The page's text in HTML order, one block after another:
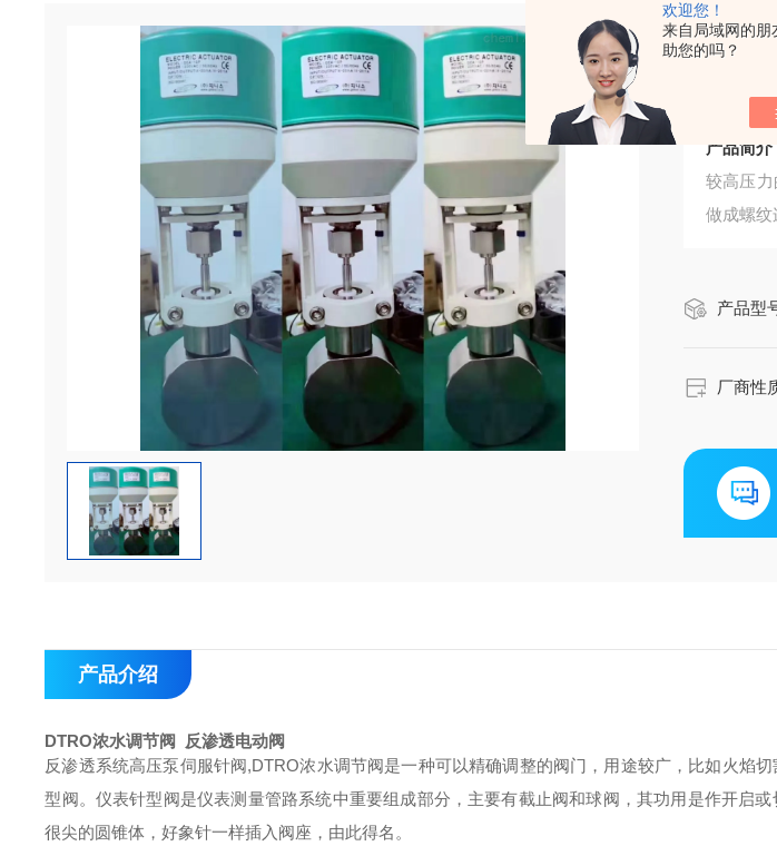
欢迎您！
来自局域网的朋
助您的吗？
产品简介
较高压
产品型
厂商性
产品介绍
DTRO浓水调节阀 反渗透电动阀
反渗透系统高压泵伺服针阀,DTRO浓水调节阀是一种可以精确调整的阀门，用途较广，比如火焰
型阀。仪表针型阀是仪表测量管路系统中重要组成部分，主要有截止阀和球阀，其功用是作开启
很尖的圆锥体，好象针一样插入阀座，由此得名。